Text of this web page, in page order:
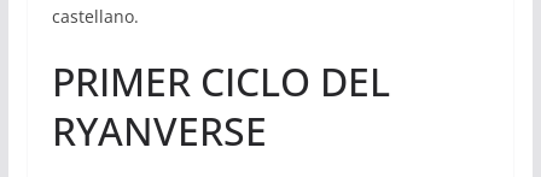
castellano.
PRIMER CICLO DEL
RYANVERSE